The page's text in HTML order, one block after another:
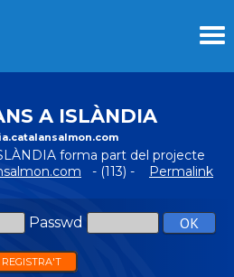
A ISLÀNDIA
forma part del projecte
- (113) - Permalink
Passwd
REGISTRA'T